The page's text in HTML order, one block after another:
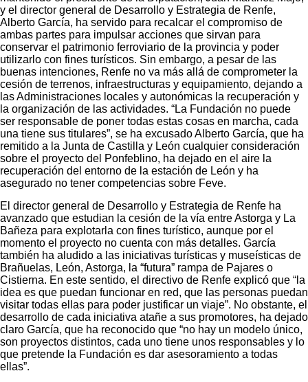
y el director general de Desarrollo y Estrategia de Renfe,
Alberto García, ha servido para recalcar el compromiso de
ambas partes para impulsar acciones que sirvan para
conservar el patrimonio ferroviario de la provincia y poder
utilizarlo con fines turísticos. Sin embargo, a pesar de las
buenas intenciones, Renfe no va más allá de comprometer la
cesión de terrenos, infraestructuras y equipamiento, dejando a
las Administraciones locales y autonómicas la recuperación y
la organización de las actividades. “La Fundación no puede
ser responsable de poner todas estas cosas en marcha, cada
una tiene sus titulares”, se ha excusado Alberto García, que ha
remitido a la Junta de Castilla y León cualquier consideración
sobre el proyecto del Ponfeblino, ha dejado en el aire la
recuperación del entorno de la estación de León y ha
asegurado no tener competencias sobre Feve.
El director general de Desarrollo y Estrategia de Renfe ha
avanzado que estudian la cesión de la vía entre Astorga y La
Bañeza para explotarla con fines turístico, aunque por el
momento el proyecto no cuenta con más detalles. García
también ha aludido a las iniciativas turísticas y museísticas de
Brañuelas, León, Astorga, la “futura” rampa de Pajares o
Cistierna. En este sentido, el directivo de Renfe explicó que “la
idea es que puedan funcionar en red, que las personas puedan
visitar todas ellas para poder justificar un viaje”. No obstante, el
desarrollo de cada iniciativa atañe a sus promotores, ha dejado
claro García, que ha reconocido que “no hay un modelo único,
son proyectos distintos, cada uno tiene unos responsables y lo
que pretende la Fundación es dar asesoramiento a todas
ellas”.